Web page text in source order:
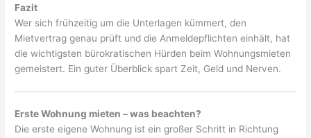
Fazit
Wer sich frühzeitig um die Unterlagen kümmert, den
Mietvertrag genau prüft und die Anmeldepflichten einhält, hat
die wichtigsten bürokratischen Hürden beim Wohnungsmieten
gemeistert. Ein guter Überblick spart Zeit, Geld und Nerven.
Erste Wohnung mieten – was beachten?
Die erste eigene Wohnung ist ein großer Schritt in Richtung